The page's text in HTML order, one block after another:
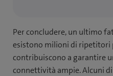
Per concludere, un ultimo
esistono milioni di ripetitori
contribuiscono a garantire
connettività ampie. Alcuni